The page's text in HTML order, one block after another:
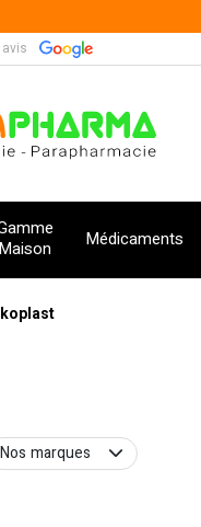
pharmacie en ligne à
Maison
Médicaments
Nos marques